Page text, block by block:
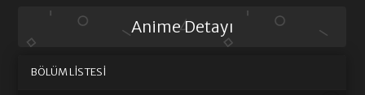
Anime Detayı
BÖLÜM LISTESI